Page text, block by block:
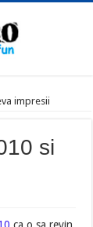
impresii
si